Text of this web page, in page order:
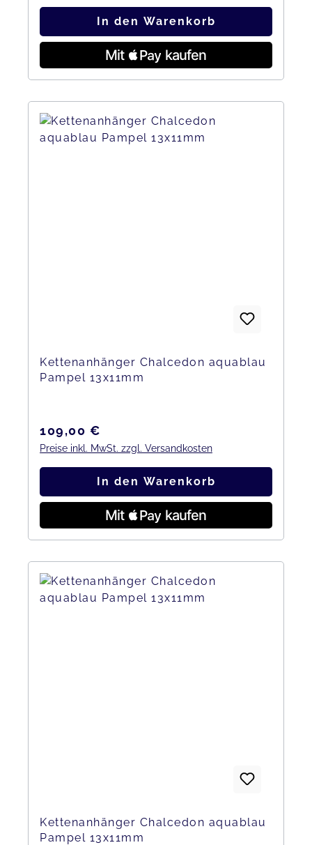
In den Warenkorb
Kettenanhänger Chalcedon aquablau
Pampel 13x11mm
Regulärer Preis:
109,00 €
Preise inkl. MwSt. zzgl. Versandkosten
In den Warenkorb
Kettenanhänger Chalcedon aquablau
Pampel 13x11mm